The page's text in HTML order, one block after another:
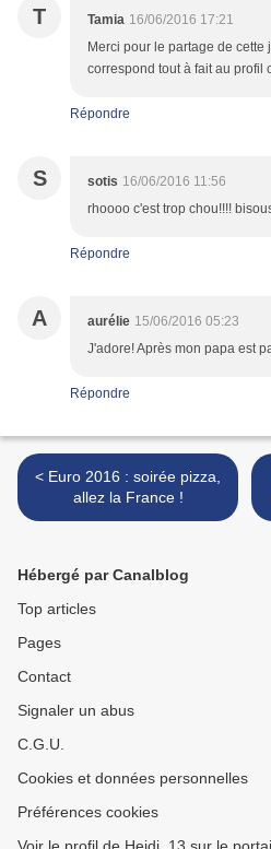
T Tamia 16/06/2016 17:21
Merci pour le partage de cette
correspond tout à fait au profil
Répondre
S sotis 16/06/2016 11:56
rhoooo c'est trop chou!!!!
Répondre
A aurélie 15/06/2016 05:23
J'adore! Après mon papa est
Répondre
< Euro 2016 : soirée pizza,
allez la France !
Hébergé par Canalblog
Top articles
Pages
Contact
Signaler un abus
C.G.U.
Cookies et données personnelles
Préférences cookies